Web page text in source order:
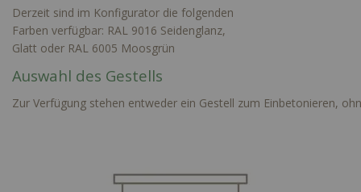
Derzeit sind im Konfigurator die folgenden
Farben verfügbar: RAL 9016 Seidenglanz,
Glatt oder RAL 6005 Moosgrün
Auswahl des Gestells
Zur Verfügung stehen entweder ein Gestell zum Einbetonieren,